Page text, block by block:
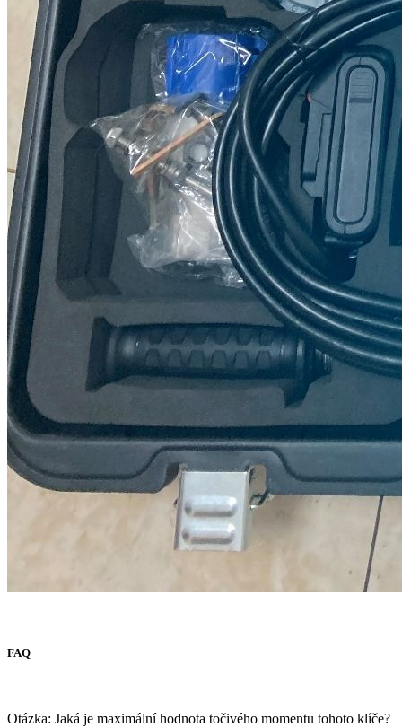
FAQ
Otázka: Jaká je maximální hodnota točivého momentu tohoto klíče?